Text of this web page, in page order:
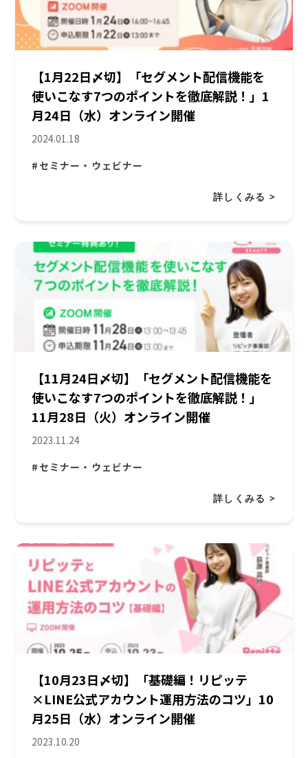
【1月22日〆切】「セグメント配信機能を
使いこなす7つのポイントを徹底解説！」1
月24日（水）オンライン開催
2024.01.18
#セミナー・ウェビナー
詳しくみる >
【11月24日〆切】「セグメント配信機能を
使いこなす7つのポイントを徹底解説！」
11月28日（火）オンライン開催
2023.11.24
#セミナー・ウェビナー
詳しくみる >
【10月23日〆切】「基礎編！リピッテ
×LINE公式アカウント運用方法のコツ」10
月25日（水）オンライン開催
2023.10.20